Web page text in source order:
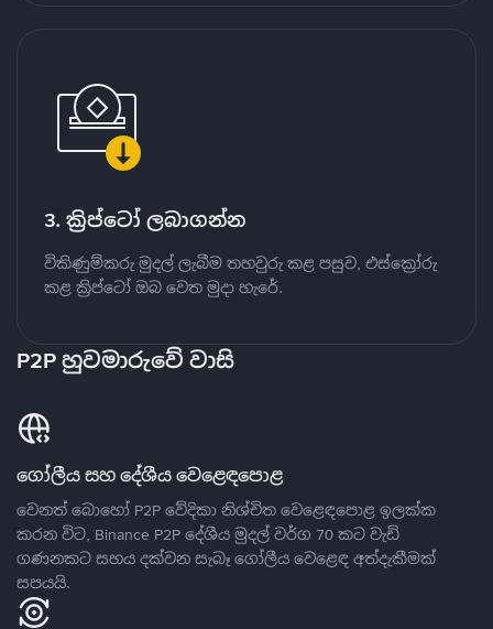
3. ක්‍රිප්ටෝ ලබාගන්න
විකිණුම්කරු මුදල් ලැබීම තහවුරු කළ පසුව, එස්ක්‍රෝරු
කළ ක්‍රිප්ටෝ ඔබ වෙත මුදා හැරේ.
P2P හුවමාරුවේ වාසි
ගෝලීය සහ දේශීය වෙළෙඳපොළ
වෙනත් බොහෝ P2P වේදිකා නිශ්චිත වෙළෙඳපොළ ඉලක්ක
කරන විට, Binance P2P දේශීය මුදල් වර්ග 70 කට වැඩි
ගණනකට සහය දක්වන සැබෑ ගෝලීය වෙළෙඳ අත්දැකීමක්
සපයයි.